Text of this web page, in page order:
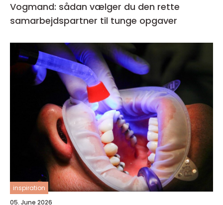
Vogmand: sådan vælger du den rette
samarbejdspartner til tunge opgaver
inspiration
05. June 2026